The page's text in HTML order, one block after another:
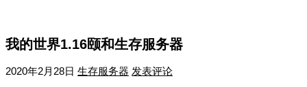
我的世界1.16颐和生存服务器
2020年2月28日 生存服务器 发表评论